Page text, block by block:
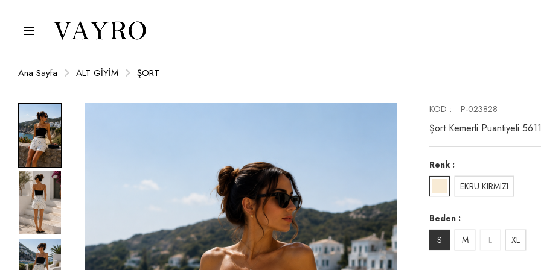
Ana Sayfa ALT GİYİM ŞORT
KOD P-023828
Şort Kemerli Puantiyeli 5611
Renk
EKRU KIRMIZI
Beden
S
M L XL